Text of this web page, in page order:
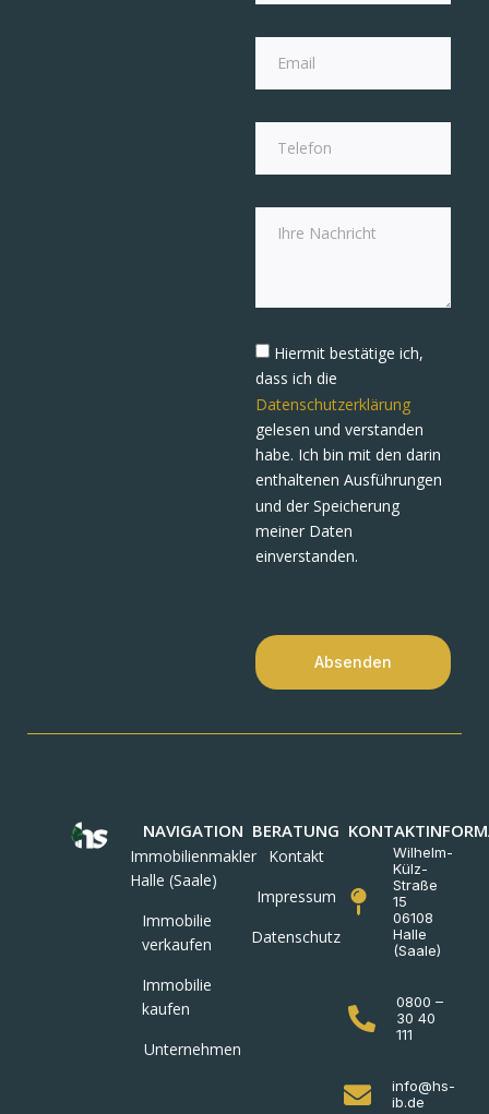
Hiermit bestätige ich,
dass ich die
Datenschutzerklärung
gelesen und verstanden
habe. Ich bin mit den darin
enthaltenen Ausführungen
und der Speicherung
meiner Daten
einverstanden.
Absenden
NAVIGATION
Immobilienmakler
Halle (Saale)
Immobilie
verkaufen
Immobilie
kaufen
Unternehmen
BERATUNG
Kontakt
Impressum
Datenschutz
Wilhelm-
Külz-
Straße
15
06108
Halle
(Saale)
0800 –
30 40
111
info@hs-
ib.de